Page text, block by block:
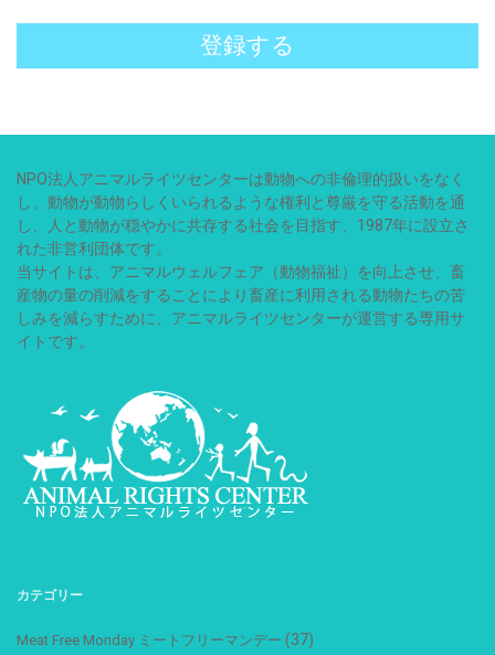
登録する
NPO法人アニマルライツセンターは動物への非倫理的扱いをなく
し、動物が動物らしくいられるような権利と尊厳を守る活動を通
し、人と動物が穏やかに共存する社会を目指す、1987年に設立さ
れた非営利団体です。
当サイトは、アニマルウェルフェア（動物福祉）を向上させ、畜
産物の量の削減をすることにより畜産に利用される動物たちの苦
しみを減らすために、アニマルライツセンターが運営する専用サ
イトです。
カテゴリー
Meat Free Monday ミートフリーマンデー (37)